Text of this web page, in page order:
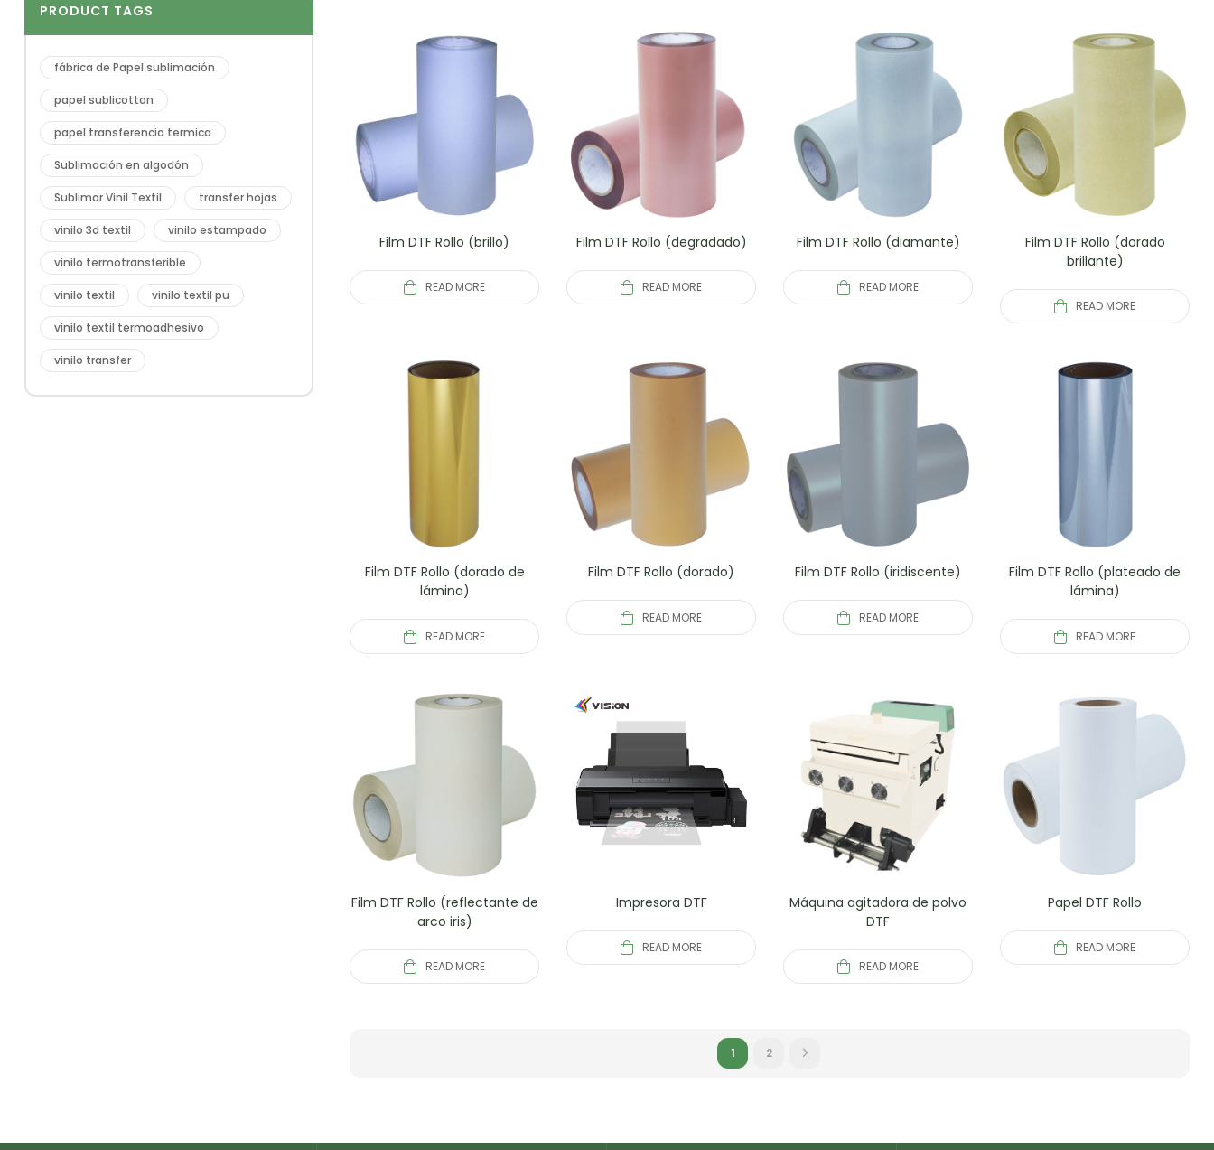
Film DTF Rollo (brillo)
READ MORE
Film DTF Rollo (degradado)
READ MORE
Film DTF Rollo (diamante)
READ MORE
Film DTF Rollo (dorado
brillante)
READ MORE
Film DTF Rollo (dorado de
lámina)
READ MORE
Film DTF Rollo (dorado)
READ MORE
Film DTF Rollo (iridiscente)
READ MORE
Film DTF Rollo (plateado de
lámina)
READ MORE
Film DTF Rollo (reflectante de
arco iris)
READ MORE
Impresora DTF
READ MORE
Máquina agitadora de polvo
DTF
READ MORE
Papel DTF Rollo
READ MORE
1 2
PRODUCT TAGS
fábrica de Papel sublimación
papel sublicotton
papel transferencia termica
Sublimación en algodón
Sublimar Vinil Textil transfer hojas
vinilo 3d textil vinilo estampado
vinilo termotransferible
vinilo textil vinilo textil pu
vinilo textil termoadhesivo
vinilo transfer